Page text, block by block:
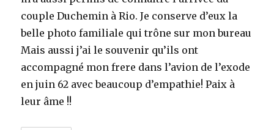
couple Duchemin à Rio. Je conserve d’eux la
belle photo familiale qui trône sur mon bureau
Mais aussi j’ai le souvenir qu’ils ont
accompagné mon frere dans l’avion de l’exode
en juin 62 avec beaucoup d’empathie! Paix à
leur âme !!